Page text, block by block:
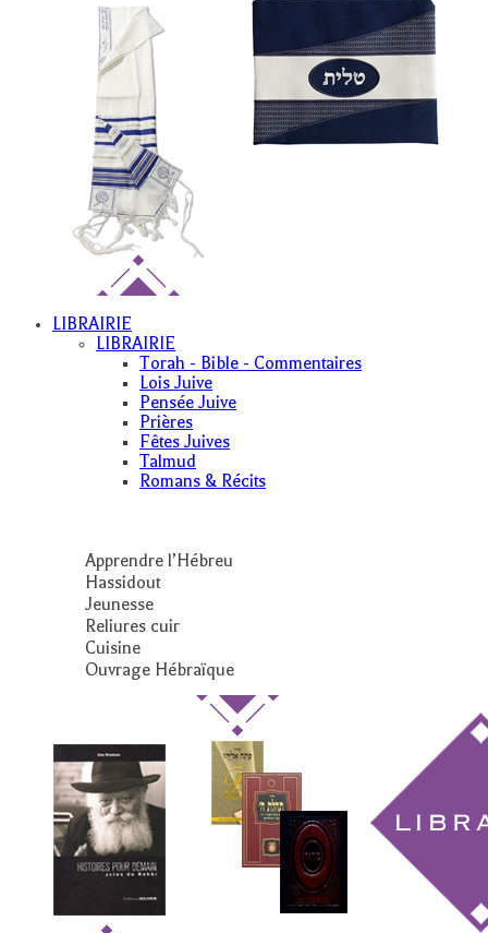
LIBRAIRIE
LIBRAIRIE
Torah - Bible - Commentaires
Lois Juive
Pensée Juive
Prières
Fêtes Juives
Talmud
Romans & Récits
Apprendre l’Hébreu
Hassidout
Jeunesse
Reliures cuir
Cuisine
Ouvrage Hébraïque